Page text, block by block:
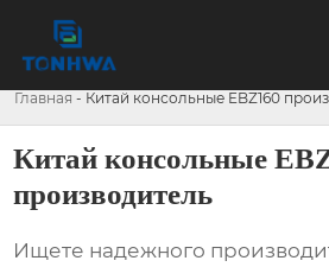
Главная - Китай консольные EBZ160
Китай консольные
производитель
Ищете надежного